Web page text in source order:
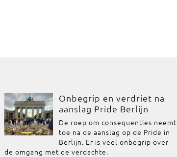
Onbegrip en verdriet na
aanslag Pride Berlijn
De roep om consequenties neemt
toe na de aanslag op de Pride in
Berlijn. Er is veel onbegrip over
de omgang met de verdachte.